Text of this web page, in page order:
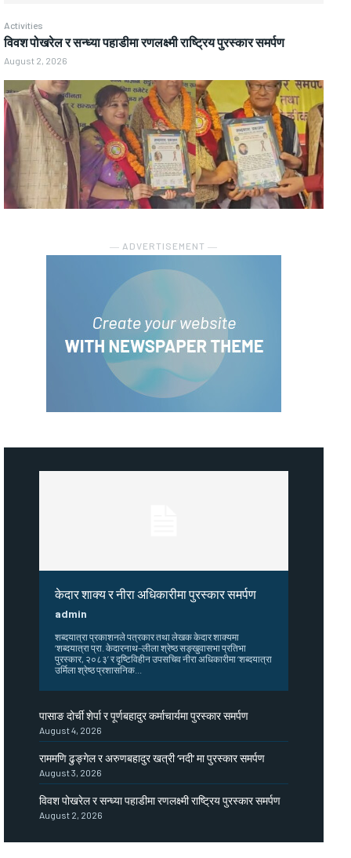
Activities
विवश पोखरेल र सन्ध्या पहाडीमा रणलक्ष्मी राष्ट्रिय पुरस्कार समर्पण
August 2, 2026
― ADVERTISEMENT ―
केदार शाक्य र नीरा अधिकारीमा पुरस्कार समर्पण
admin
शब्दयात्रा प्रकाशनले पत्रकार तथा लेखक केदार शाक्यमा
‘शब्दयात्रा प्रा. केदारनाथ–लीला श्रेष्ठ सङ्खुवासभा प्रतिभा
पुरस्कार, २०८३’ र दृष्टिविहीन उपसचिव नीरा अधिकारीमा ‘शब्दयात्रा
उर्मिला श्रेष्ठ प्रशासनिक...
पासाङ दोर्ची शेर्पा र पूर्णबहादुर कर्माचार्यमा पुरस्कार समर्पण
August 4, 2026
राममणि ढुङ्गेल र अरुणबहादुर खत्री ‘नदी’ मा पुरस्कार समर्पण
August 3, 2026
विवश पोखरेल र सन्ध्या पहाडीमा रणलक्ष्मी राष्ट्रिय पुरस्कार समर्पण
August 2, 2026